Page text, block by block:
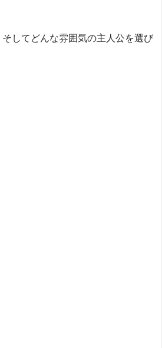
してどんな雰囲気の主人公を選び